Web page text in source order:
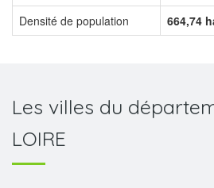
Densité de population
664,74
Les villes du
LOIRE